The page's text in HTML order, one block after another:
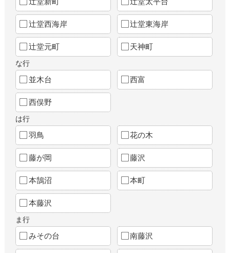
辻堂西海岸 辻堂東海岸
辻堂元町 天神町
な行
並木台 西富
西俣野
は行
羽鳥 花の木
藤が岡 藤沢
本鵠沼 本町
本藤沢
ま行
みその台 南藤沢